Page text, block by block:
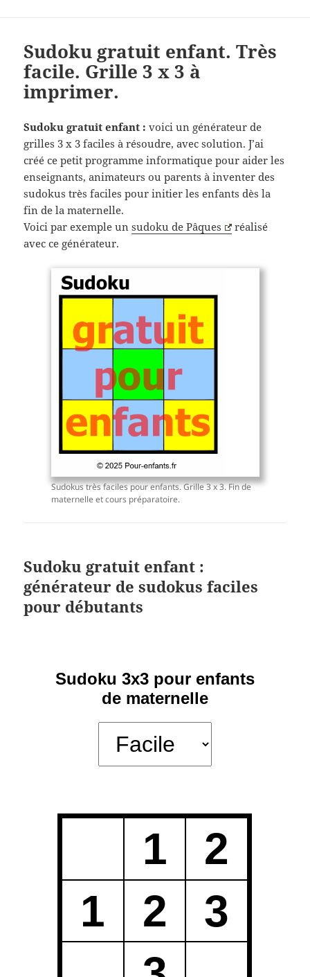
Sudoku gratuit enfant. Très
facile. Grille 3 x 3 à
imprimer.
Sudoku gratuit enfant : voici un générateur de
grilles 3 x 3 faciles à résoudre, avec solution. J’ai
créé ce petit programme informatique pour aider les
enseignants, animateurs ou parents à inventer des
sudokus très faciles pour initier les enfants dès la
fin de la maternelle.
Voici par exemple unsudoku de Pâques
réalisé
avec ce générateur.
Sudokus très faciles pour enfants. Grille 3 x 3. Fin de
maternelle et cours préparatoire.
Sudoku gratuit enfant :
générateur de sudokus faciles
pour débutants